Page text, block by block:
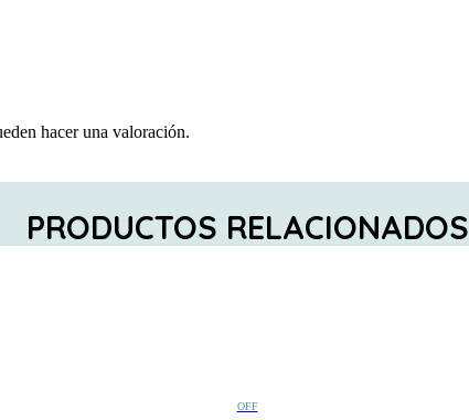
hacer una valoración.
PRODUCTOS RELACIONADOS
OFF